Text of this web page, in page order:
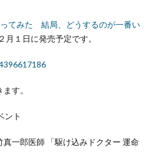
ってみた 結局、どうするのが一番い
１日に発売予定です。
す。
ント
一郎医師 「駆け込みドクター 運命